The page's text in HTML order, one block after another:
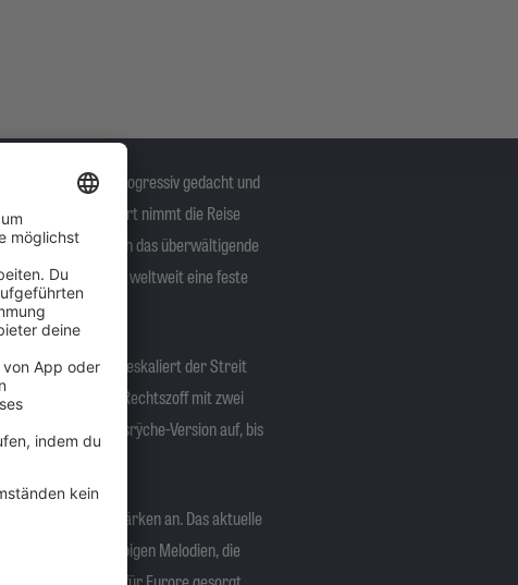
technisch stark, progressiv gedacht und
trägt, richtig Fahrt nimmt die Reise
ist schließlich das überwältigende
sind Queensrÿche weltweit eine feste
2012 eskaliert der Streit
Namens- und Rechtszoff mit zwei
eigenen Queensrÿche-Version auf, bis
an ihre Stärken an. Das aktuelle
es die üppigen Melodien, die